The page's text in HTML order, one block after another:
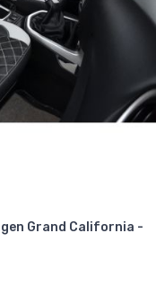
Grand California -